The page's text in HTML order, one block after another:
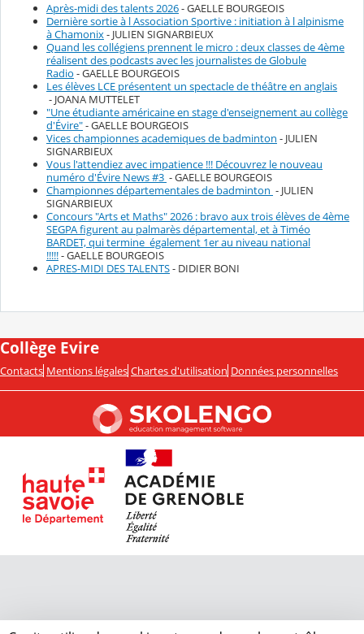
Après-midi des talents 2026- GAELLE BOURGEOIS
Dernière sortie à l Association Sportive : initiation à l alpinisme
à Chamonix- JULIEN SIGNARBIEUX
Quand les collégiens prennent le micro : deux classes de 4ème
réalisent des podcasts avec les journalistes de Globule
Radio - GAELLE BOURGEOIS
Les élèves LCE présentent un spectacle de théâtre en anglais
- JOANA MUTTELET
"Une étudiante américaine en stage d'enseignement au collège
d'Évire"- GAELLE BOURGEOIS
Vices championnes academiques de badminton - JULIEN
SIGNARBIEUX
Vous l'attendiez avec impatience !!! Découvrez le nouveau
numéro d'­Évire News #3 - GAELLE BOURGEOIS
Championnes départementales de badminton - JULIEN
SIGNARBIEUX
Concours "Arts et Maths" 2026 : bravo aux trois élèves de 4ème
SEGPA figurent au palmarès départemental, et à Timéo
BARDET, qui termine également 1er au niveau national
!!!!!- GAELLE BOURGEOIS
APRES-MIDI DES TALENTS- DIDIER BONI
Collège Evire
Contacts Mentions légales Chartes d'utilisation Données personnelles